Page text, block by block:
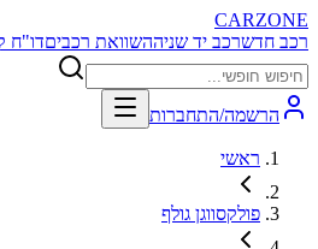
CARZONE
רכב חדשרכב יד שניההשוואת רכביםדו"ח
הרשמה/התחברות
ראשי
פולקסווגן גולף